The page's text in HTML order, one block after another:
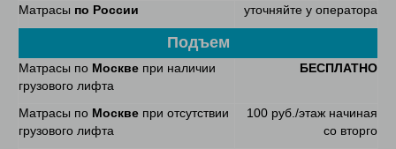
Матрасы по России уточняйте у оператора
Подъем
Матрасы по Москве при наличии
грузового лифта
БЕСПЛАТНО
Матрасы по Москве при отсутствии
грузового лифта
100 руб./этаж начиная
со вторго